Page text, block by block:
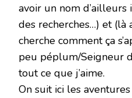
avoir un nom
des recherches…) et
cherche comment ça
peu péplum/Seigneur
tout ce que j’aime.
On suit ici les